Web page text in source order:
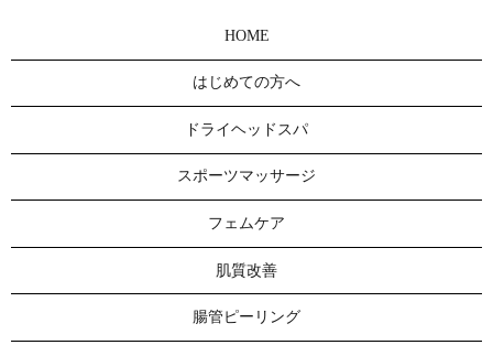
HOME
はじめての方へ
ドライヘッドスパ
スポーツマッサージ
フェムケア
肌質改善
腸管ピーリング